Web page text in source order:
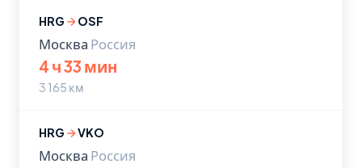
HRG OSF
Москва Россия
4 ч 33 мин
3 165 км
HRG VKO
Москва Россия